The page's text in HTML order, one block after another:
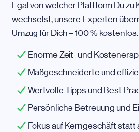
Egal von welcher Plattform Du zu
wechselst, unsere Experten
Umzug für Dich – 100 % kostenlos.
Enorme Zeit- und
Maßgeschneiderte und
Wertvolle Tipps und Best
Persönliche Betreuung und
Fokus auf Kerngeschäft statt